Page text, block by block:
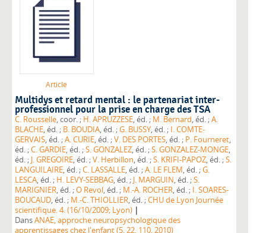
Article
Multidys et retard mental : le partenariat inter-
professionnel pour la prise en charge des TSA
C. Rousselle , coor. ; H. APRUZZESE , éd. ; M. Bernard , éd. ;A.
BLACHE
, éd. ; B. BOUDIA , éd. ;G. BUSSY , éd. ; I. COMTE-
GERVAIS
, éd. ;A. CURIE , éd. ;V. DES PORTES , éd. ; P. Fourneret,
éd. ;C. GARDIE , éd. ;S. GONZALEZ , éd. ;S. GONZALEZ-MONGE,
éd. ; J. GREGOIRE , éd. ;V. Herbillon , éd. ;S. KRIFI-PAPOZ , éd. ;S.
LANGUILAIRE
, éd. ;C. LASSALLE , éd. ;A. LE FLEM , éd. ;G.
LESCA
, éd. ; H. LEVY-SEBBAG , éd. ; J. MARGUIN , éd. ;S.
MARIGNIER
, éd. ;O Revol , éd. ; M.-A. ROCHER , éd. ; I. SOARES-
BOUCAUD
, éd. ; M.-C. THIOLLIER , éd. ;CHU de Lyon Journée
scientifique. 4. (16/10/2009; Lyon) |
DansANAE, approche neuropsychologique des
apprentissages chez l'enfant (5, 22, 110, 2010)